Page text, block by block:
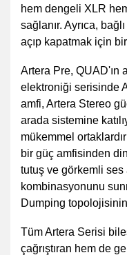
hem dengeli XLR
sağlanır. Ayrıca,
açıp kapatmak için
Artera Pre, QUAD'ın
elektroniği serisinde
amfi, Artera Stereo
arada sistemine
mükemmel
bir güç amfisinden
tutuş ve görkemli ses
kombinasyonunu
Dumping
Tüm Artera Serisi
çağrıştıran hem de